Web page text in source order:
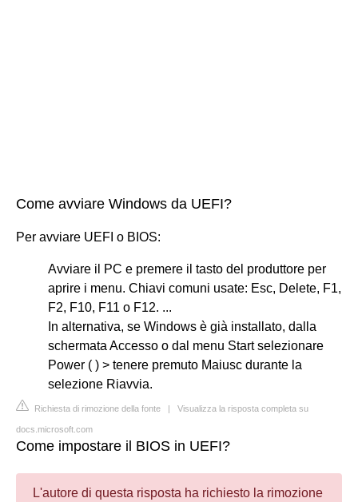
Come avviare Windows da UEFI?
Per avviare UEFI o BIOS:
Avviare il PC e premere il tasto del produttore per
aprire i menu. Chiavi comuni usate: Esc, Delete, F1,
F2, F10, F11 o F12. ...
In alternativa, se Windows è già installato, dalla
schermata Accesso o dal menu Start selezionare
Power ( ) > tenere premuto Maiusc durante la
selezione Riavvia.
Richiesta di rimozione della fonte | Visualizza la risposta completa su
docs.microsoft.com
Come impostare il BIOS in UEFI?
L'autore di questa risposta ha richiesto la rimozione